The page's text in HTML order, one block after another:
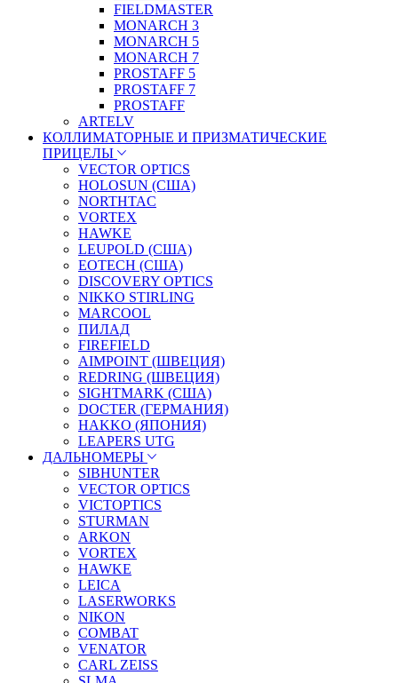
FIELDMASTER
MONARCH 3
MONARCH 5
MONARCH 7
PROSTAFF 5
PROSTAFF 7
PROSTAFF
ARTELV
КОЛЛИМАТОРНЫЕ И ПРИЗМАТИЧЕСКИЕ
ПРИЦЕЛЫ
VECTOR OPTICS
HOLOSUN (США)
NORTHTAC
VORTEX
HAWKE
LEUPOLD (США)
EOTECH (США)
DISCOVERY OPTICS
NIKKO STIRLING
MARCOOL
ПИЛАД
FIREFIELD
AIMPOINT (ШВЕЦИЯ)
REDRING (ШВЕЦИЯ)
SIGHTMARK (США)
DOCTER (ГЕРМАНИЯ)
HAKKO (ЯПОНИЯ)
LEAPERS UTG
ДАЛЬНОМЕРЫ
SIBHUNTER
VECTOR OPTICS
VICTOPTICS
STURMAN
ARKON
VORTEX
HAWKE
LEICA
LASERWORKS
NIKON
COMBAT
VENATOR
CARL ZEISS